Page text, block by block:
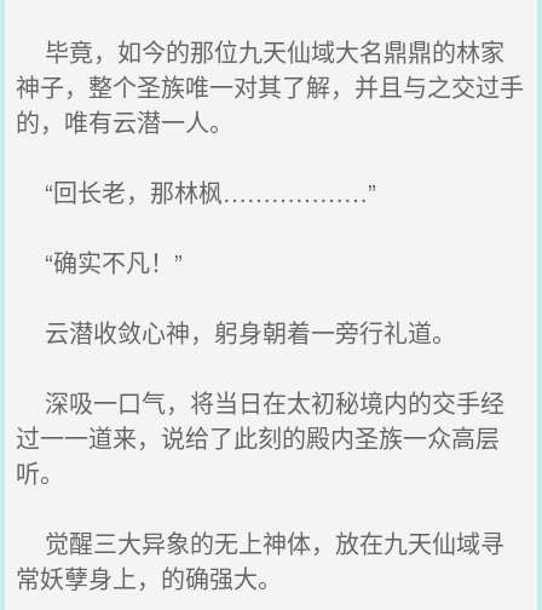
毕竟，如今的那位九天仙域大名鼎鼎的林家
神子，整个圣族唯一对其了解，并且与之交过手
的，唯有云潜一人。
“回长老，那林枫………………”
“确实不凡！”
云潜收敛心神，躬身朝着一旁行礼道。
深吸一口气，将当日在太初秘境内的交手经
过一一道来，说给了此刻的殿内圣族一众高层
听。
觉醒三大异象的无上神体，放在九天仙域寻
常妖孽身上，的确强大。